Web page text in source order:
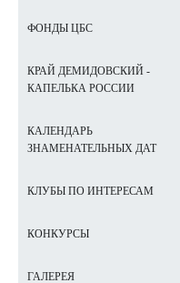
ФОНДЫ ЦБС
КРАЙ ДЕМИДОВСКИЙ -
КАПЕЛЬКА РОССИИ
КАЛЕНДАРЬ
ЗНАМЕНАТЕЛЬНЫХ ДАТ
КЛУБЫ ПО ИНТЕРЕСАМ
КОНКУРСЫ
ГАЛЕРЕЯ